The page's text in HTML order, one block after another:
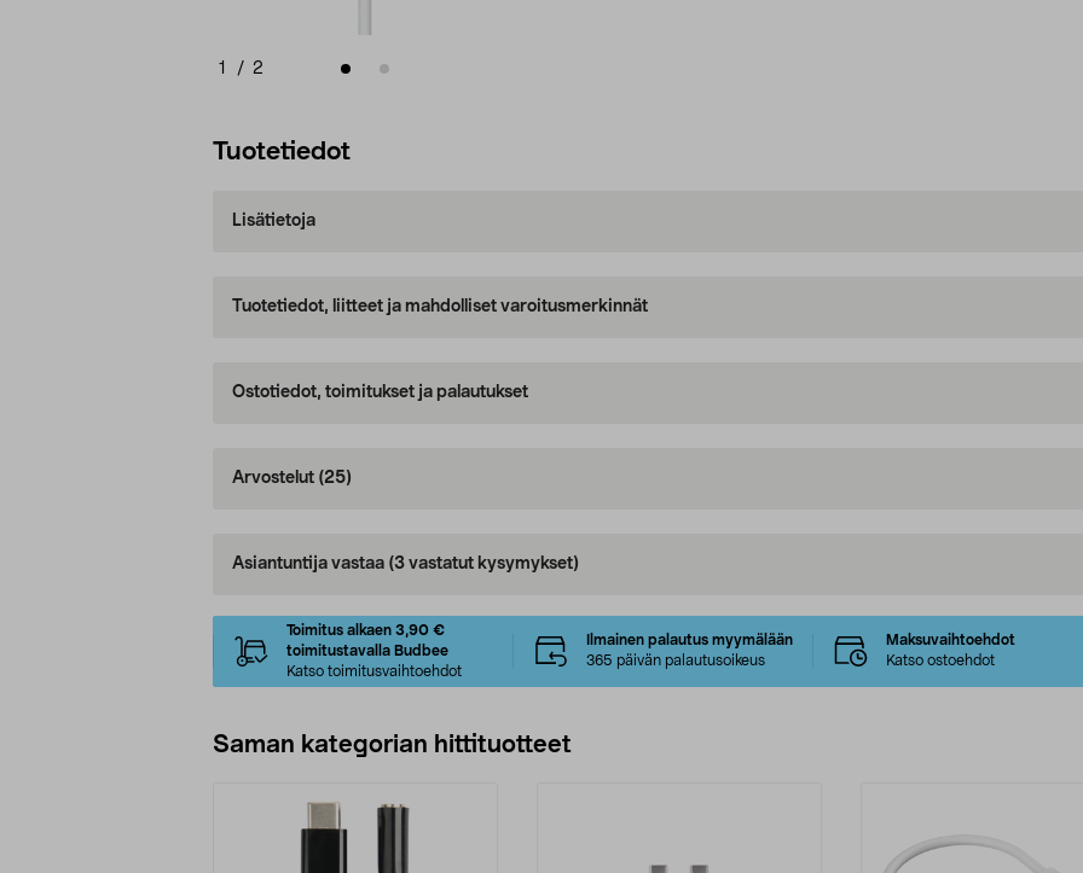
1 / 2
Tuotetiedot
Lisätietoja
Tuotetiedot, liitteet ja mahdolliset varoitusmerkinnät
Ostotiedot, toimitukset ja palautukset
Arvostelut (25)
Asiantuntija vastaa (3 vastatut kysymykset)
Toimitus alkaen 3,90 €
toimitustavalla Budbee
Katso toimitusvaihtoehdot
Ilmainen palautus myymälään
365 päivän palautusoikeus
Maksuvaihtoehdot
Katso ostoehdot
Saman kategorian hittituotteet